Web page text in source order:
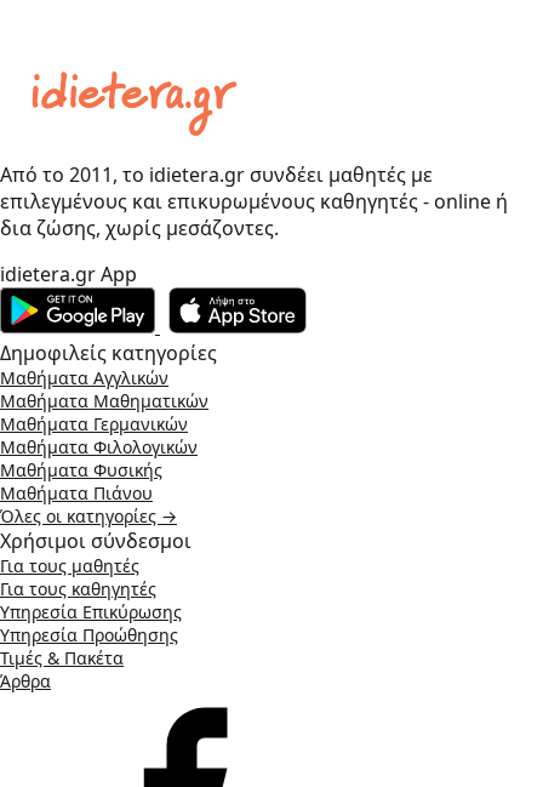
Από το 2011, το idietera.gr συνδέει μαθητές με
επιλεγμένους και επικυρωμένους καθηγητές - online ή
δια ζώσης, χωρίς μεσάζοντες.
idietera.gr App
Δημοφιλείς κατηγορίες
Μαθήματα Αγγλικών
Μαθήματα Μαθηματικών
Μαθήματα Γερμανικών
Μαθήματα Φιλολογικών
Μαθήματα Φυσικής
Μαθήματα Πιάνου
Όλες οι κατηγορίες →
Χρήσιμοι σύνδεσμοι
Για τους μαθητές
Για τους καθηγητές
Υπηρεσία Επικύρωσης
Υπηρεσία Προώθησης
Τιμές & Πακέτα
Άρθρα